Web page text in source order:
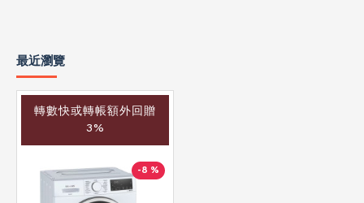
最近瀏覽
轉數快或轉帳額外回贈
3%
-8 %